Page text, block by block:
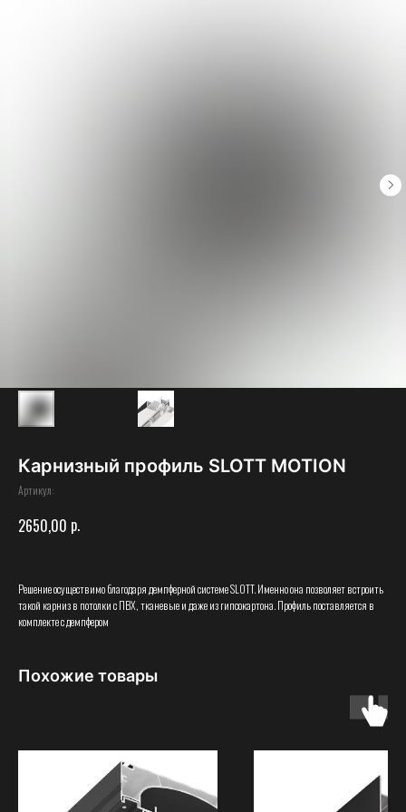
Карнизный профиль SLOTT MOTION
Артикул:
2650,00 р.
Решение осуществимо благодаря демпферной системе SLOTT. Именно она позволяет встроить
такой карниз в потолки с ПВХ, тканевые и даже из гипсокартона. Профиль поставляется в
комплекте с демпфером
Похожие товары